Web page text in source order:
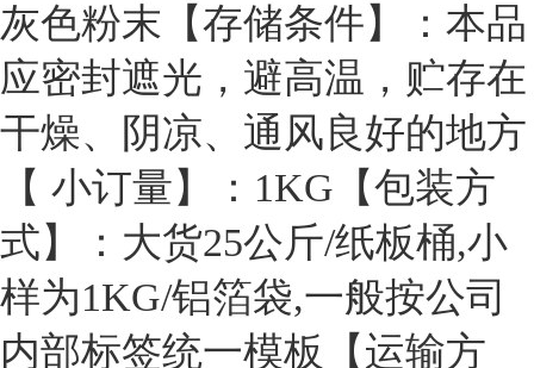
灰色粉末 【存储条件】：本品
应密封遮光，避高温，贮存在
干燥、阴凉、通风良好的地方
【 小订量】：1KG 【包装方
式】：大货25公斤/纸板桶,小
样为1KG/铝箔袋,一般按公司
内部标签统一模板
【运输方